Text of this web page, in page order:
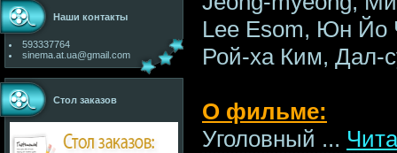
Наши контакты
593337764
sinema.at.ua@gmail.com
Стол заказов
Lee Esom, Юн Йо
Рой-ха Ким, Дал-
О фильме:
Уголовный ...